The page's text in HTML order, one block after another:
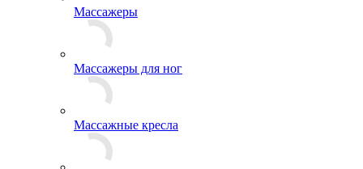
Массажеры
Массажеры для ног
Массажные кресла